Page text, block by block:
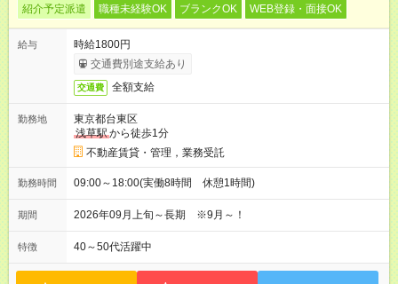
紹介予定派遣 職種未経験OK ブランクOK WEB登録・面接OK
給与
時給1800円
交通費別途支給あり
交通費 全額支給
勤務地
東京都台東区
浅草駅から徒歩1分
不動産賃貸・管理，業務受託
勤務時間 09:00～18:00(実働8時間 休憩1時間)
期間 2026年09月上旬～長期 ※9月～！
特徴 40～50代活躍中